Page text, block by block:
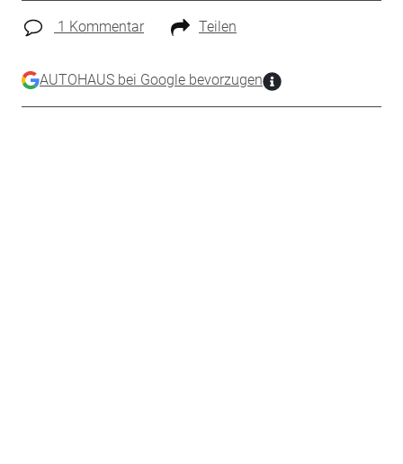
1 Kommentar Teilen
AUTOHAUS bei Google bevorzugen